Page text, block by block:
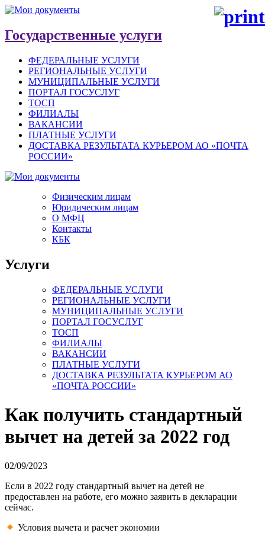
Государственные услуги
ФЕДЕРАЛЬНЫЕ УСЛУГИ
РЕГИОНАЛЬНЫЕ УСЛУГИ
МУНИЦИПАЛЬНЫЕ УСЛУГИ
ПОРТАЛ ГОСУСЛУГ
ТОСП
ФИЛИАЛЫ
ВАКАНСИИ
ПЛАТНЫЕ УСЛУГИ
ДОСТАВКА РЕЗУЛЬТАТА КУРЬЕРОМ АО «ПОЧТА
РОССИИ»
Физическим лицам
Юридическим лицам
О МФЦ
Контакты
КБК
Услуги
ФЕДЕРАЛЬНЫЕ УСЛУГИ
РЕГИОНАЛЬНЫЕ УСЛУГИ
МУНИЦИПАЛЬНЫЕ УСЛУГИ
ПОРТАЛ ГОСУСЛУГ
ТОСП
ФИЛИАЛЫ
ВАКАНСИИ
ПЛАТНЫЕ УСЛУГИ
ДОСТАВКА РЕЗУЛЬТАТА КУРЬЕРОМ АО
«ПОЧТА РОССИИ»
Как получить стандартный
вычет на детей за 2022 год
02/09/2023
Если в 2022 году стандартный вычет на детей не
предоставлен на работе, его можно заявить в декларации
сейчас.
Условия вычета и расчет экономии